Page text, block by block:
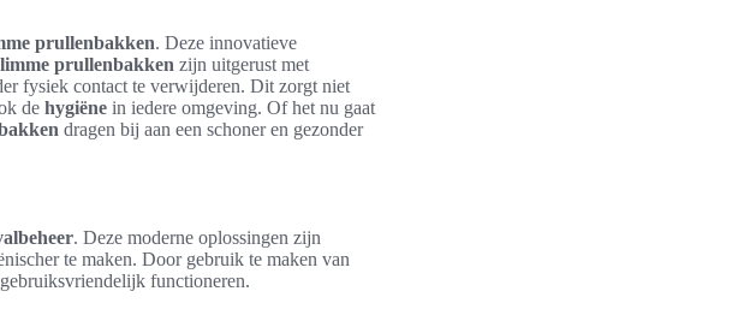
prullenbakken. Deze innovatieve
prullenbakken zijn uitgerust met
fysiek contact te verwijderen. Dit zorgt niet
de hygiëne in iedere omgeving. Of het nu gaat
dragen bij aan een schoner en gezonder
. Deze moderne oplossingen zijn
te maken. Door gebruik te maken van
functioneren.